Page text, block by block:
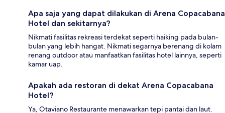
Apa saja yang dapat dilakukan di Arena Copacabana
Hotel dan sekitarnya?
Nikmati fasilitas rekreasi terdekat seperti haiking pada bulan-
bulan yang lebih hangat. Nikmati segarnya berenang di kolam
renang outdoor atau manfaatkan fasilitas hotel lainnya, seperti
kamar uap.
Apakah ada restoran di dekat Arena Copacabana
Hotel?
Ya, Otaviano Restaurante menawarkan tepi pantai dan laut.